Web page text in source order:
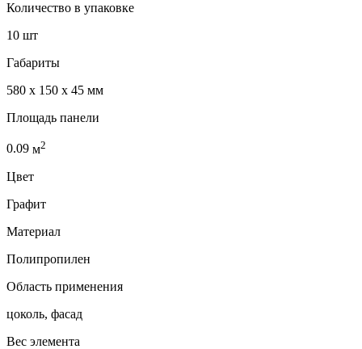
Количество в упаковке
10 шт
Габариты
580 x 150 x 45 мм
Площадь панели
0.09 м2
Цвет
Графит
Материал
Полипропилен
Область применения
цоколь, фасад
Вес элемента